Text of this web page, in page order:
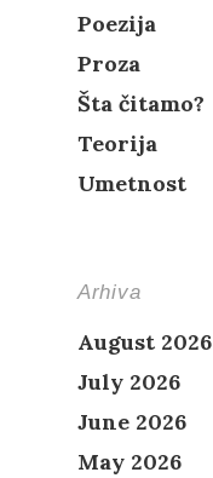
Poezija
Proza
Šta čitamo?
Teorija
Umetnost
Arhiva
August 2026
July 2026
June 2026
May 2026